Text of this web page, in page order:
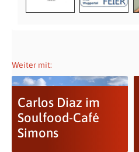
Weiter mit:
Carlos Diaz im
Soulfood-Café
Simons